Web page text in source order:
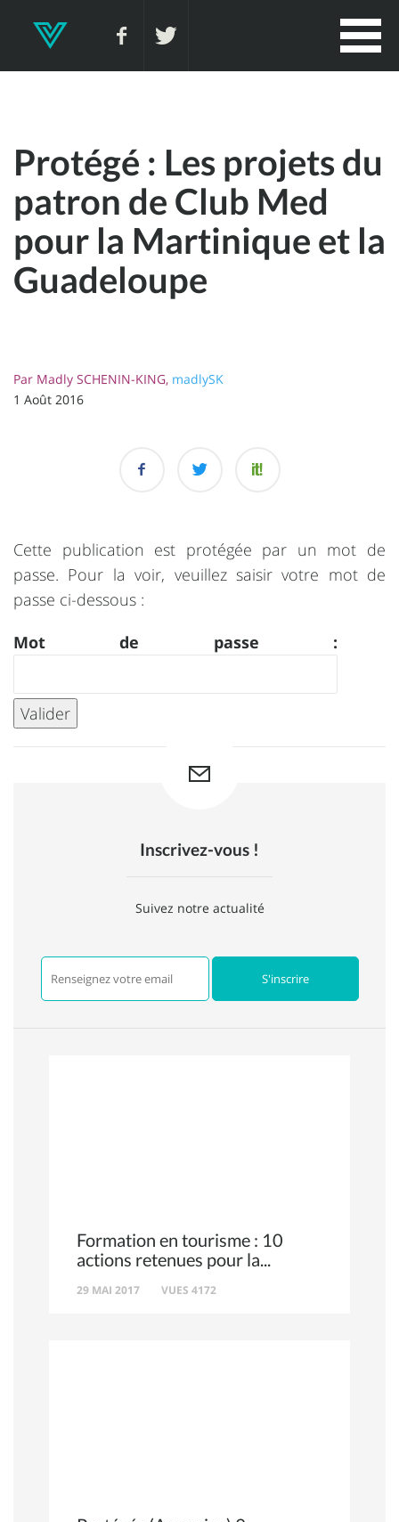
Protégé : Les projets du
patron de Club Med
pour la Martinique et la
Guadeloupe
Par Madly SCHENIN-KING, madlySK
1 Août 2016
Cette publication est protégée par un mot de
passe. Pour la voir, veuillez saisir votre mot de
passe ci-dessous :
Mot de passe :
Inscrivez-vous !
Suivez notre actualité
Formation en tourisme : 10
actions retenues pour la
29 MAI 2017 VUES 4172